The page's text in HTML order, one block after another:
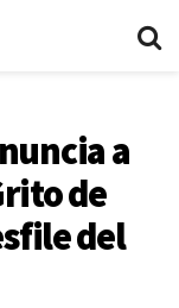
a
de
del